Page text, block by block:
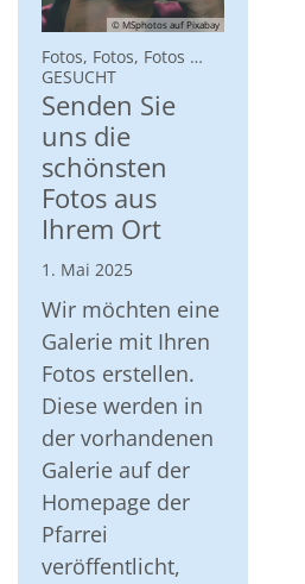
© MSphotos auf Pixabay
Fotos, Fotos, Fotos …
GESUCHT:
Senden Sie
uns die
schönsten
Fotos aus
Ihrem Ort
1. Mai 2025
Wir möchten eine
Galerie mit Ihren
Fotos erstellen.
Diese werden in
der vorhandenen
Galerie auf der
Homepage der
Pfarrei
veröffentlicht,